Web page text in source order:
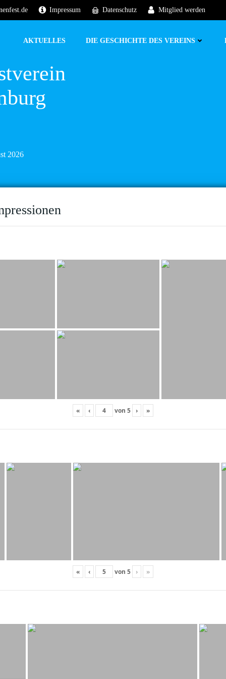
Impressum Datenschutz Mitglied werden
AKTUELLES DIE GESCHICHTE DES VEREINS
2026
« ‹ von 5 › »
« ‹ von 5 › »